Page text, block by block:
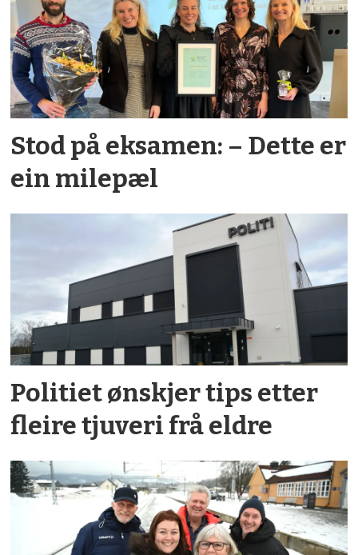
Stod på eksamen: – Dette er
ein milepæl
Politiet ønskjer tips etter
fleire tjuveri frå eldre